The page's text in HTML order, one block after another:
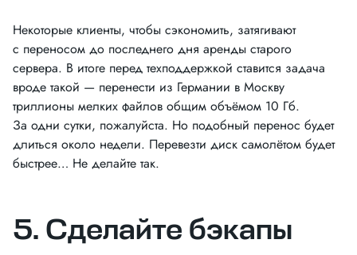
Некоторые клиенты, чтобы сэкономить, затягивают
с переносом до последнего дня аренды старого
сервера. В итоге перед техподдержкой ставится задача
вроде такой — перенести из Германии в Москву
триллионы мелких файлов общим объёмом 10 Гб.
За одни сутки, пожалуйста. Но подобный перенос будет
длиться около недели. Перевезти диск самолётом будет
быстрее… Не делайте так.
5. Сделайте бэкапы